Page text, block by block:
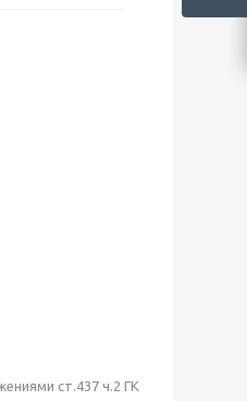
ст.437 ч.2 ГК